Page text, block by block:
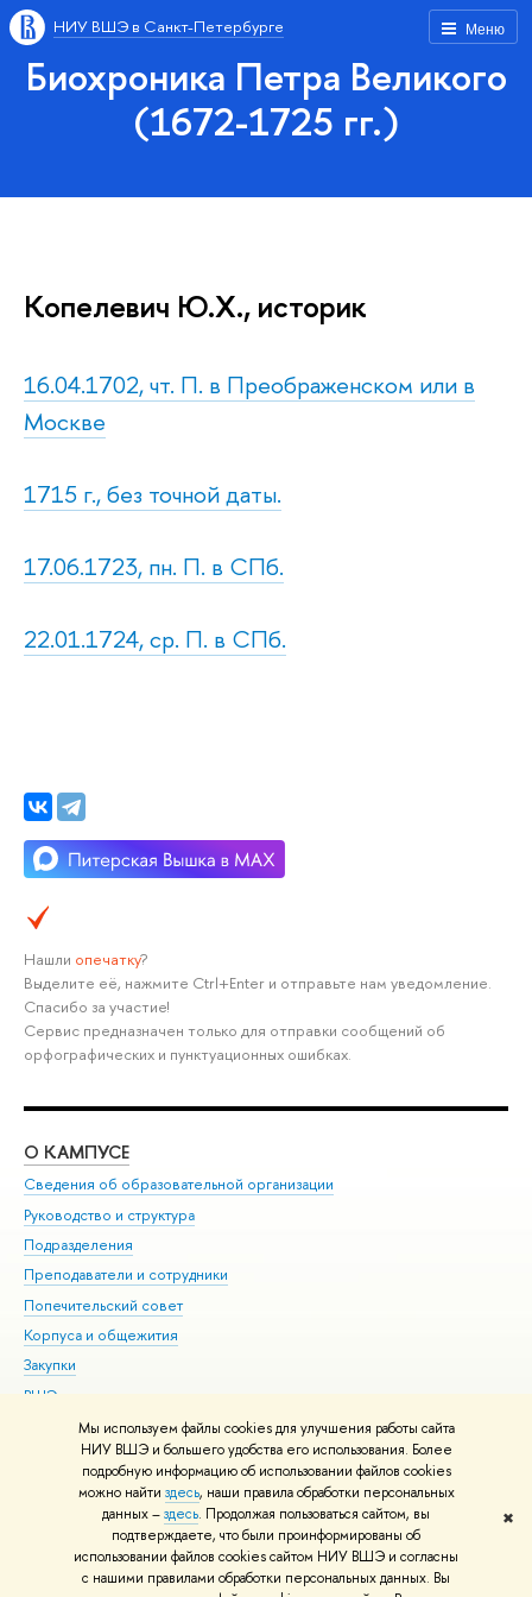
Мы используем файлы cookies для улучшения работы сайта
НИУ ВШЭ и большего удобства его использования. Более
подробную информацию об использовании файлов cookies
можно найти здесь, наши правила обработки персональных
данных –здесь. Продолжая пользоваться сайтом, вы
подтверждаете, что были проинформированы об
использовании файлов cookies сайтом НИУ ВШЭ и согласны
с нашими правилами обработки персональных данных. Вы
✖
Меню
НИУ ВШЭ в Санкт-Петербурге
Биохроника Петра Великого
(1672-1725 гг.)
Копелевич Ю.Х., историк
16.04.1702, чт. П. в Преображенском или в
Москве
1715 г., без точной даты.
17.06.1723, пн. П. в СПб.
22.01.1724, ср. П. в СПб.
Нашли опечатку?
Выделите её, нажмите Ctrl+Enter и отправьте нам уведомление.
Спасибо за участие!
Сервис предназначен только для отправки сообщений об
орфографических и пунктуационных ошибках.
О КАМПУСЕ
Сведения об образовательной организации
Руководство и структура
Подразделения
Преподаватели и сотрудники
Попечительский совет
Корпуса и общежития
Закупки
ВШЭ для студентов с ограниченными возможностями
здоровья и инвалидностью
Версия для слабовидящих
Единая платежная страница
© НИУ ВШЭ 1993–2026 Адреса и контакты Условия использования
материалов Политика конфиденциальности Карта сайта